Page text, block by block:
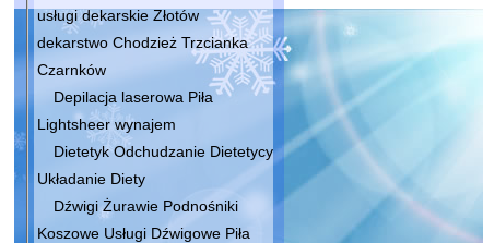
usługi dekarskie Złotów
dekarstwo Chodzież Trzcianka
Czarnków
Depilacja laserowa Piła
Lightsheer wynajem
Dietetyk Odchudzanie Dietetycy
Układanie Diety
Dźwigi Żurawie Podnośniki
Koszowe Usługi Dźwigowe Piła